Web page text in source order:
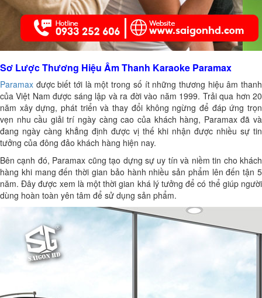
Sơ Lược Thương Hiệu Âm Thanh Karaoke Paramax
Paramax được biết tới là một trong số ít những thương hiệu âm thanh
của Việt Nam được sáng lập và ra đời vào năm 1999. Trải qua hơn 20
năm xây dựng, phát triển và thay đổi không ngừng để đáp ứng trọn
vẹn nhu cầu giải trí ngày càng cao của khách hàng, Paramax đã và
đang ngày càng khẳng định được vị thế khi nhận được nhiều sự tin
tưởng của đông đảo khách hàng hiện nay.
Bên cạnh đó, Paramax cũng tạo dựng sự uy tín và niềm tin cho khách
hàng khi mang đến thời gian bảo hành nhiều sản phẩm lên đến tận 5
năm. Đây được xem là một thời gian khá lý tưởng để có thể giúp người
dùng hoàn toàn yên tâm để sử dụng sản phẩm.